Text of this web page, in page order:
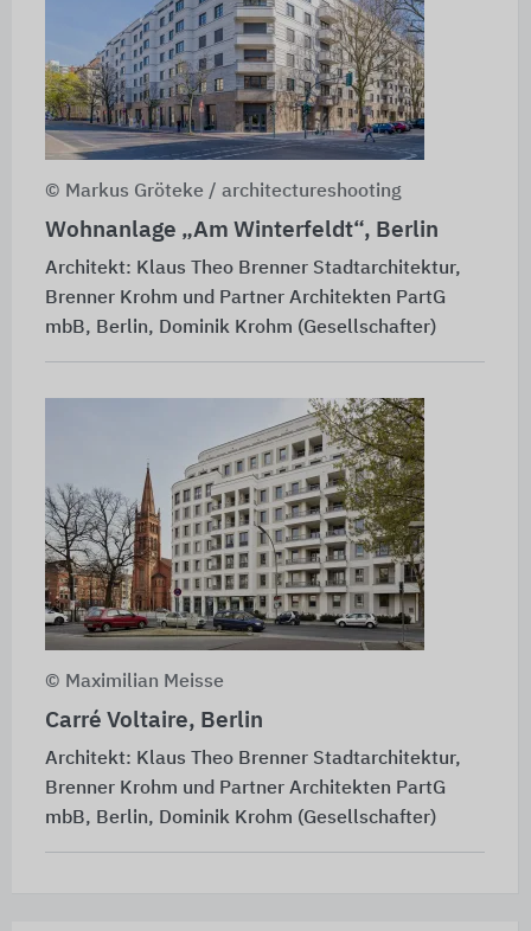
© Markus Gröteke / architectureshooting
Wohnanlage „Am Winterfeldt“, Berlin
Architekt: Klaus Theo Brenner Stadtarchitektur,
Brenner Krohm und Partner Architekten PartG
mbB, Berlin, Dominik Krohm (Gesellschafter)
© Maximilian Meisse
Carré Voltaire, Berlin
Architekt: Klaus Theo Brenner Stadtarchitektur,
Brenner Krohm und Partner Architekten PartG
mbB, Berlin, Dominik Krohm (Gesellschafter)